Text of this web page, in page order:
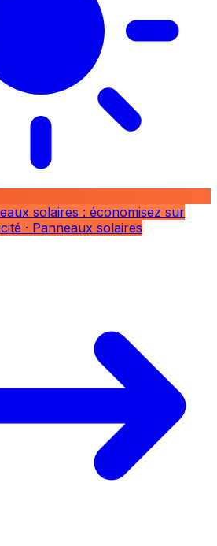
solaires : économisez sur
· Panneaux solaires